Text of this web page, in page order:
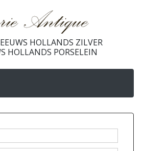
HOLLANDS ZILVER
HOLLANDS PORSELEIN